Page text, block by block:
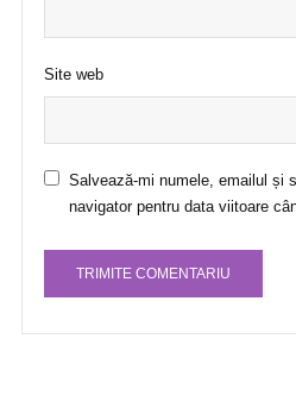
Site web
Salvează-mi numele, emailul și
navigator pentru data viitoare